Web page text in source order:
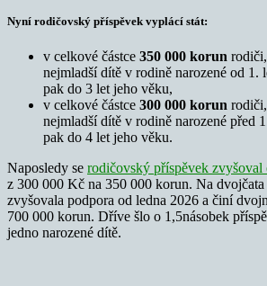
Nyní rodičovský příspěvek vyplácí stát:
v celkové částce 350 000 korun
nejmladší dítě v rodině narozené od 1.
pak do 3 let jeho věku,
v celkové částce 300 000 korun
nejmladší dítě v rodině narozené před
pak do 4 let jeho věku.
Naposledy se rodičovský příspěvek zvyšoval
z 300 000 Kč na 350 000 korun. Na dvojčata
zvyšovala podpora od ledna 2026 a činí
700 000 korun. Dříve šlo o 1,5násobek
jedno narozené dítě.